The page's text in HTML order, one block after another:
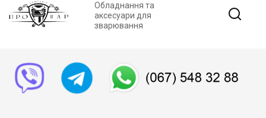
Обладнання та
аксесуари для
зварювання